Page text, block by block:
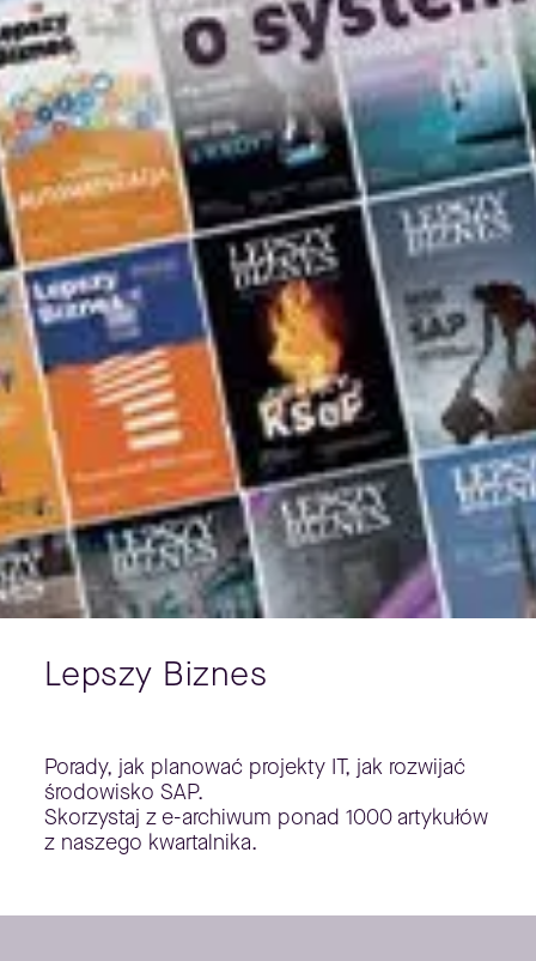
Lepszy Biznes
Porady, jak planować projekty IT, jak rozwijać
środowisko SAP.
Skorzystaj z e-archiwum ponad 1000 artykułów
z naszego kwartalnika.